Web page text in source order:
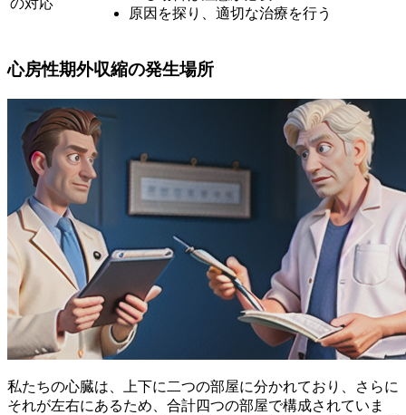
の対応
原因を探り、適切な治療を行う
心房性期外収縮の発生場所
私たちの心臓は、上下に二つの部屋に分かれており、さらに
それが左右にあるため、合計四つの部屋で構成されていま